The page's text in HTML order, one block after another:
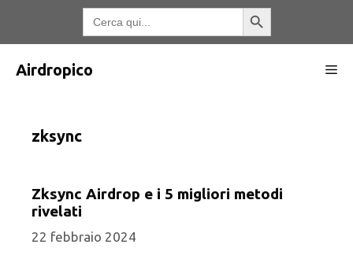
contenuto
Ricerca
per:
Pulsante di ricerca
Airdropico
zksync
Zksync Airdrop e i 5 migliori metodi
rivelati
22 febbraio 2024